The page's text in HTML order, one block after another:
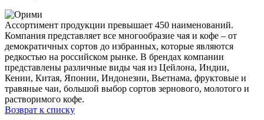
Ассортимент продукции превышает 450 наименований.
Компания представляет все многообразие чая и кофе – от
демократичных сортов до избранных, которые являются
редкостью на российском рынке. В брендах компании
представлены различные виды чая из Цейлона, Индии,
Кении, Китая, Японии, Индонезии, Вьетнама, фруктовые и
травяные чаи, большой выбор сортов зернового, молотого и
растворимого кофе.
Возврат к списку